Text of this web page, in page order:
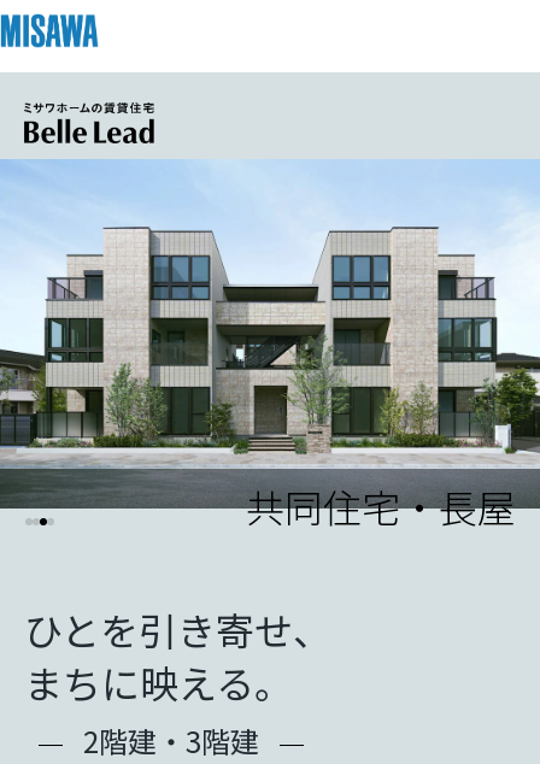
住まい
商品ラインアップ
デザイン
テクノロジー（住まいの性能）
建築事例・建築実例
デザイナーズギャラリー
インテリア
買う
分譲住宅（建売・土地）検索
個人のお客さま
賃貸住宅
賃貸併用住宅
店舗・各種施設
土地活用モデルルーム見学
法人のお客さま
企業不動産活用（CRE）戦略
リフォーム
戸建て・マンション
ミサワリフォームとは
リフォームの流れ
リフォームメニュー
事業用
事業用リノベーション
まちづくり
複合開発・投資開発
複合開発事業（ASMACI-アスマチ-）
分譲マンション開発事業
収益不動産・投資開発事業
オーナーサポート
サポートメニュー
保証制度
アフターメンテナンス
ミサワリフォーム
企業・IR情報
カタログ請求
住まいのご相談
共同住宅・長屋
ひとを引き寄せ、
まちに映える。
2階建・3階建